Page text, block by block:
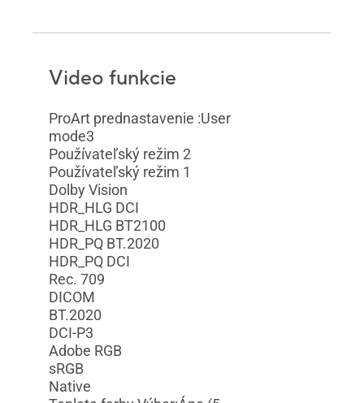
Video funkcie
ProArt prednastavenie :User
mode3
Používateľský režim 2
Používateľský režim 1
Dolby Vision
HDR_HLG DCI
HDR_HLG BT2100
HDR_PQ BT.2020
HDR_PQ DCI
Rec. 709
DICOM
BT.2020
DCI-P3
Adobe RGB
sRGB
Native